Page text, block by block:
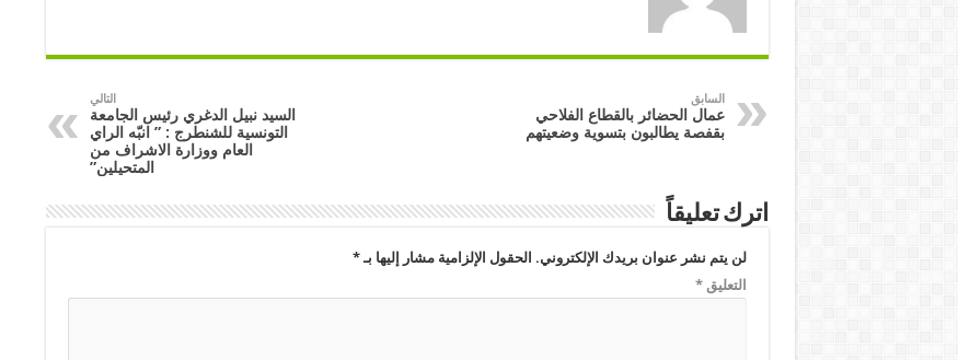
السابق
عمال الحضائر بالقطاع الفلاحي
بقفصة يطالبون بتسوية وضعيتهم
التالي
السيد نبيل الدغري رئيس الجامعة
التونسية للشنطرج : ” انبّه الراي
العام ووزارة الاشراف من
المتحيلين”
اترك تعليقاً
لن يتم نشر عنوان بريدك الإلكتروني. الحقول الإلزامية مشار إليها بـ*
التعليق*